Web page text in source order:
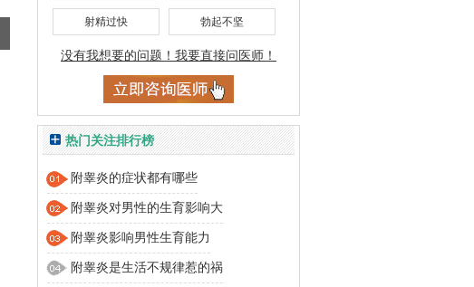
射精过快 勃起不坚
没有我想要的问题！我要直接问医师！
热门关注排行榜
附睾炎的症状都有哪些
附睾炎对男性的生育影响大
附睾炎影响男性生育能力
附睾炎是生活不规律惹的祸